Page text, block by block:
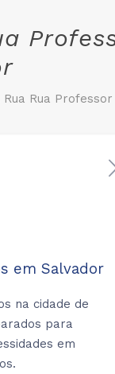
Rua
em Salvador
na cidade de
para
em